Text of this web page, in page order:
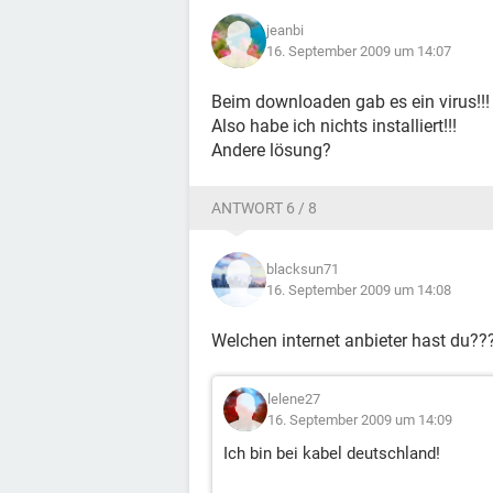
jeanbi
16. September 2009 um 14:07
Beim downloaden gab es ein virus!!!
Also habe ich nichts installiert!!!
Andere lösung?
ANTWORT 6 / 8
blacksun71
16. September 2009 um 14:08
Welchen internet anbieter hast
lelene27
16. September 2009 um 14:09
Ich bin bei kabel deutschland!